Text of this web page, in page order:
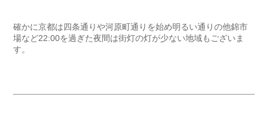
確かに京都は四条通りや河原町通りを始め明るい通りの他錦市
場など22:00を過ぎた夜間は街灯の灯が少ない地域もございま
す。